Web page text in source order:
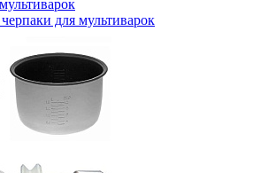
для мультиварок